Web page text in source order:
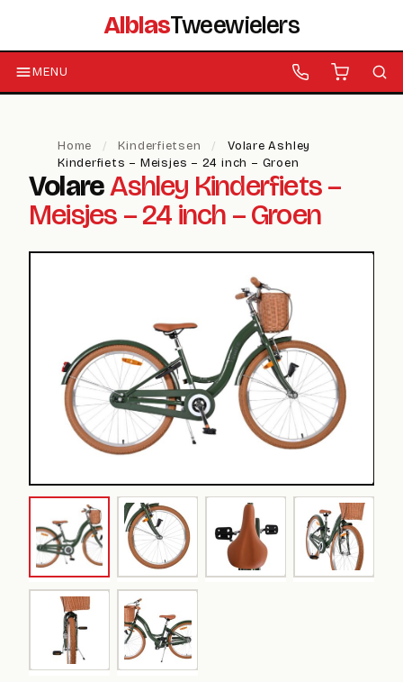
AlblasTweewielers
MENU
Home / Kinderfietsen /
Volare Ashley
Kinderfiets – Meisjes – 24 inch – Groen
VolareAshley Kinderfiets –
Meisjes – 24 inch – Groen